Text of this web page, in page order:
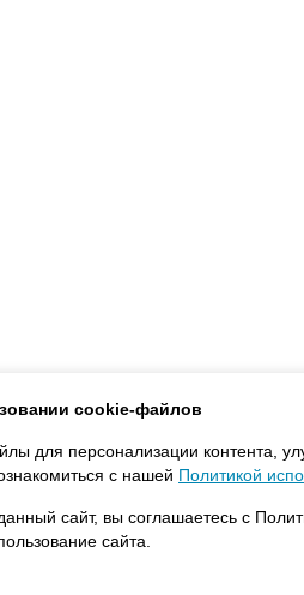
cookie-файлов
для персонализации контента,
с нашей Политикой
сайт, вы соглашаетесь с
сайта.